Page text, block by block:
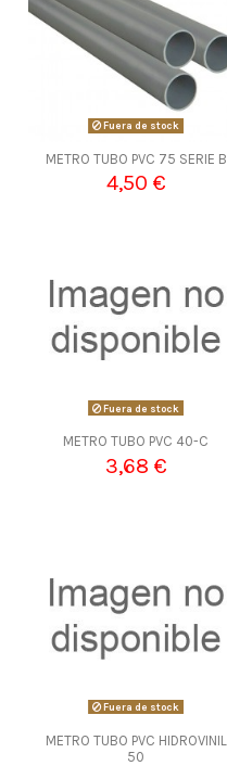
Fuera de stock
METRO TUBO PVC 75 SERIE B
4,50 €
Fuera de stock
METRO TUBO PVC 40-C
3,68 €
Fuera de stock
METRO TUBO PVC HIDROVINIL
50